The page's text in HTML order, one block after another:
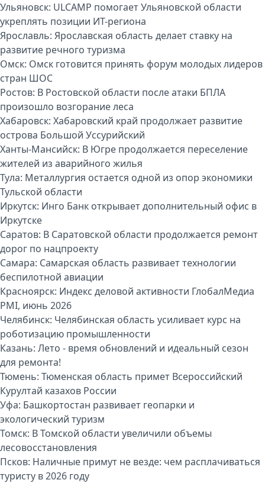
Ульяновск: ULCAMP помогает Ульяновской области
укреплять позиции ИТ-региона
Ярославль: Ярославская область делает ставку на
развитие речного туризма
Омск: Омск готовится принять форум молодых лидеров
стран ШОС
Ростов: В Ростовской области после атаки БПЛА
произошло возгорание леса
Хабаровск: Хабаровский край продолжает развитие
острова Большой Уссурийский
Ханты-Мансийск: В Югре продолжается переселение
жителей из аварийного жилья
Тула: Металлургия остается одной из опор экономики
Тульской области
Иркутск: Инго Банк открывает дополнительный офис в
Иркутске
Саратов: В Саратовской области продолжается ремонт
дорог по нацпроекту
Самара: Самарская область развивает технологии
беспилотной авиации
Красноярск: Индекс деловой активности ГлобалМедиа
PMI, июнь 2026
Челябинск: Челябинская область усиливает курс на
роботизацию промышленности
Казань: Лето - время обновлений и идеальный сезон
для ремонта!
Тюмень: Тюменская область примет Всероссийский
Курултай казахов России
Уфа: Башкортостан развивает геопарки и
экологический туризм
Томск: В Томской области увеличили объемы
лесовосстановления
Псков: Наличные примут не везде: чем расплачиваться
туристу в 2026 году